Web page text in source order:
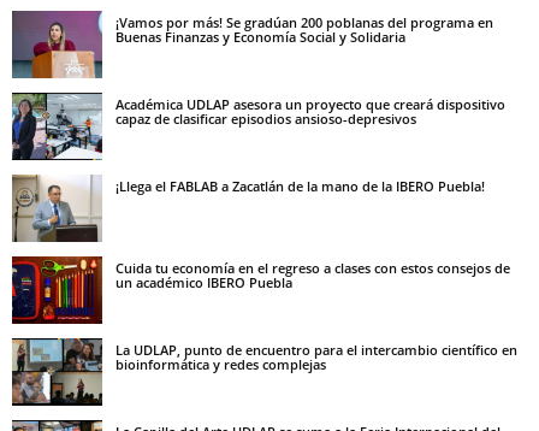
¡Vamos por más! Se gradúan 200 poblanas del programa en
Buenas Finanzas y Economía Social y Solidaria
Académica UDLAP asesora un proyecto que creará dispositivo
capaz de clasificar episodios ansioso-depresivos
¡Llega el FABLAB a Zacatlán de la mano de la IBERO Puebla!
Cuida tu economía en el regreso a clases con estos consejos de
un académico IBERO Puebla
La UDLAP, punto de encuentro para el intercambio científico en
bioinformática y redes complejas